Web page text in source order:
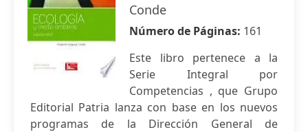
Conde
Número de Páginas: 161
Este libro pertenece a la
Serie Integral por
Competencias , que Grupo
Editorial Patria lanza con base en los nuevos
programas de la Dirección General de